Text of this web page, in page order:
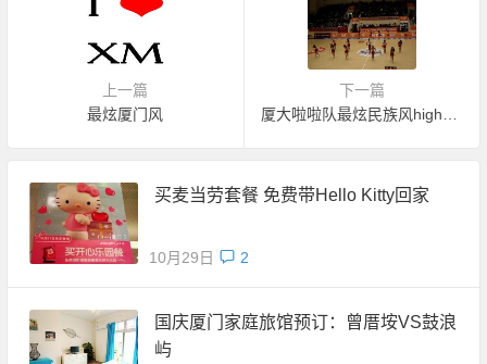
上一篇
最炫厦门风
下一篇
买麦当劳套餐 免费带Hello Kitty回家
10月29日 2
国庆厦门家庭旅馆预订：曾厝垵VS鼓浪
屿